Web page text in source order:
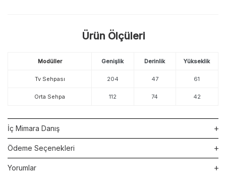
Ürün Ölçüleri
Modüller Genişlik Derinlik Yükseklik
Tv Sehpası 204 47 61
Orta Sehpa 112 74 42
İç Mimara Danış
Ödeme Seçenekleri
Yorumlar